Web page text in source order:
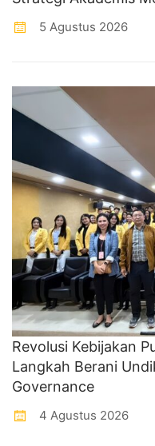
5 Agustus 2026
Revolusi Kebijakan
Langkah Berani
Governance
4 Agustus 2026